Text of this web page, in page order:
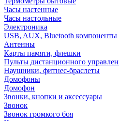
Часы настенные
Часы настольные
Электроника
USB, AUX, Bluetooth компоненты
Антенны
Карты памяти, флешки
Пульты дистанционного
Наушники, фитнес-браслеты
Домофоны
Домофон
Звонки, кнопки и аксессуары
Звонок
Звонок громкого боя